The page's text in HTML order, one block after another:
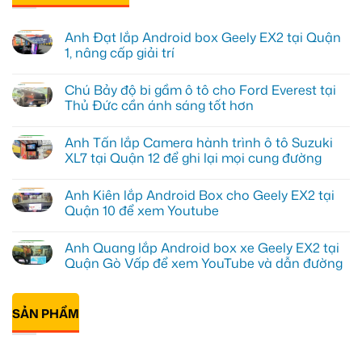
Anh Đạt lắp Android box Geely EX2 tại Quận
1, nâng cấp giải trí
bình
luận
ở
lắp
Android
box
tại
Quận
1,
giải
trí
Chú Bảy độ bi gầm ô tô cho Ford Everest tại
Thủ Đức cần ánh sáng tốt hơn
bình
luận
ở
độ
bi
gầm
cho
Ford
Everest
Thủ
Đức
cần
ánh
sáng
Anh Tấn lắp Camera hành trình ô tô Suzuki
XL7 tại Quận 12 để ghi lại mọi cung đường
bình
luận
ở
lắp
Camera
hành
ô
Suzuki
XL7
tại
Anh Kiên lắp Android Box cho Geely EX2 tại
Quận 10 để xem Youtube
bình
luận
ở
Kiên
Android
Box
cho
Anh Quang lắp Android box xe Geely EX2 tại
Quận Gò Vấp để xem YouTube và dẫn đường
có
luận
ở
Anh
SẢN PHẨM